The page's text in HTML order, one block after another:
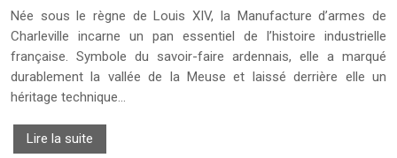
Née sous le règne de Louis XIV, la Manufacture d’armes de
Charleville incarne un pan essentiel de l’histoire industrielle
française. Symbole du savoir-faire ardennais, elle a marqué
durablement la vallée de la Meuse et laissé derrière elle un
héritage technique…
Lire la suite